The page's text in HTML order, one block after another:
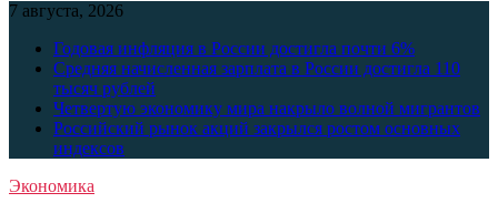
7 августа, 2026
Годовая инфляция в России достигла почти 6%
Средняя начисленная зарплата в России достигла 110
тысяч рублей
Четвертую экономику мира накрыло волной мигрантов
Российский рынок акций закрылся ростом основных
индексов
Экономика